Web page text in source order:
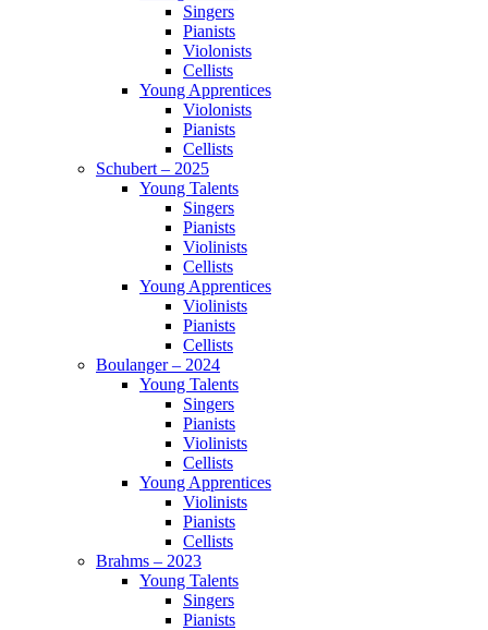
Singers
Pianists
Violonists
Cellists
Young Apprentices
Violonists
Pianists
Cellists
Schubert – 2025
Young Talents
Singers
Pianists
Violinists
Cellists
Young Apprentices
Violinists
Pianists
Cellists
Boulanger – 2024
Young Talents
Singers
Pianists
Violinists
Cellists
Young Apprentices
Violinists
Pianists
Cellists
Brahms – 2023
Young Talents
Singers
Pianists